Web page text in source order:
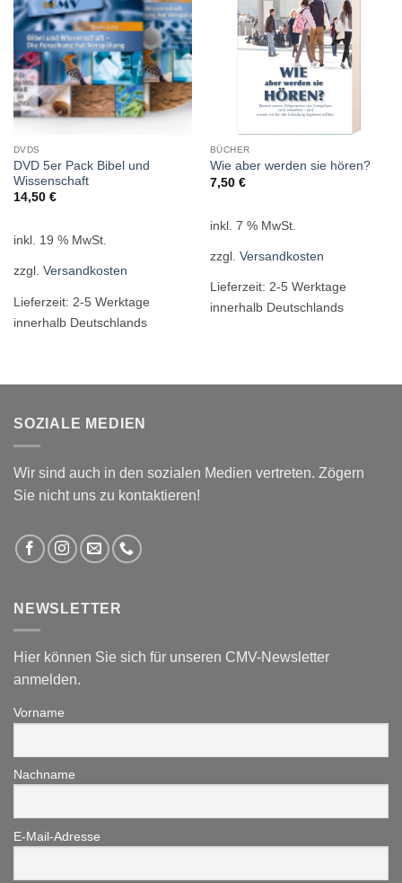
DVDS
DVD 5er Pack Bibel und
Wissenschaft
14,50 €
inkl. 19 % MwSt.
zzgl. Versandkosten
Lieferzeit: 2-5 Werktage
innerhalb Deutschlands
BÜCHER
Wie aber werden sie hören?
7,50 €
inkl. 7 % MwSt.
zzgl. Versandkosten
Lieferzeit: 2-5 Werktage
innerhalb Deutschlands
SOZIALE MEDIEN
Wir sind auch in den sozialen Medien vertreten. Zögern
Sie nicht uns zu kontaktieren!
NEWSLETTER
Hier können Sie sich für unseren CMV-Newsletter
anmelden.
Vorname
Nachname
E-Mail-Adresse